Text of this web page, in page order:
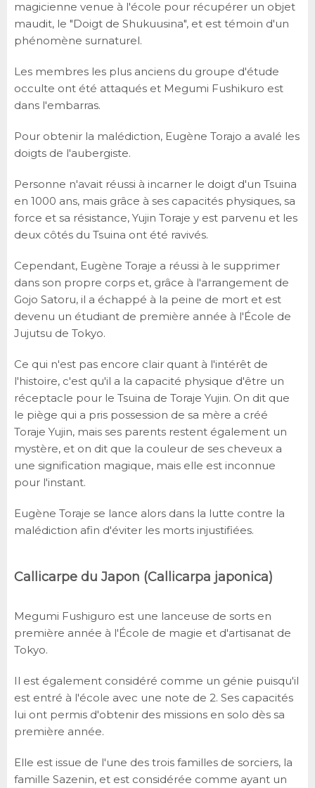
magicienne venue à l'école pour récupérer un objet
maudit, le "Doigt de Shukuusina", et est témoin d'un
phénomène surnaturel.
Les membres les plus anciens du groupe d'étude
occulte ont été attaqués et Megumi Fushikuro est
dans l'embarras.
Pour obtenir la malédiction, Eugène Torajo a avalé les
doigts de l'aubergiste.
Personne n'avait réussi à incarner le doigt d'un Tsuina
en 1000 ans, mais grâce à ses capacités physiques, sa
force et sa résistance, Yujin Toraje y est parvenu et les
deux côtés du Tsuina ont été ravivés.
Cependant, Eugène Toraje a réussi à le supprimer
dans son propre corps et, grâce à l'arrangement de
Gojo Satoru, il a échappé à la peine de mort et est
devenu un étudiant de première année à l'École de
Jujutsu de Tokyo.
Ce qui n'est pas encore clair quant à l'intérêt de
l'histoire, c'est qu'il a la capacité physique d'être un
réceptacle pour le Tsuina de Toraje Yujin. On dit que
le piège qui a pris possession de sa mère a créé
Toraje Yujin, mais ses parents restent également un
mystère, et on dit que la couleur de ses cheveux a
une signification magique, mais elle est inconnue
pour l'instant.
Eugène Toraje se lance alors dans la lutte contre la
malédiction afin d'éviter les morts injustifiées.
Callicarpe du Japon (Callicarpa japonica)
Megumi Fushiguro est une lanceuse de sorts en
première année à l'École de magie et d'artisanat de
Tokyo.
Il est également considéré comme un génie puisqu'il
est entré à l'école avec une note de 2. Ses capacités
lui ont permis d'obtenir des missions en solo dès sa
première année.
Elle est issue de l'une des trois familles de sorciers, la
famille Sazenin, et est considérée comme ayant un